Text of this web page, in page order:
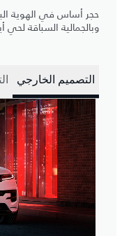
حجر أساس في الهوية
وبالجمالية السباقة
التصميم الخارجي